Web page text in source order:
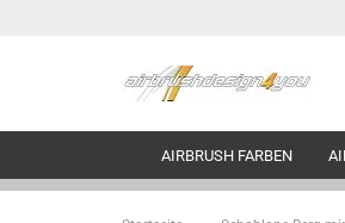
AIRBRUSH FARBEN